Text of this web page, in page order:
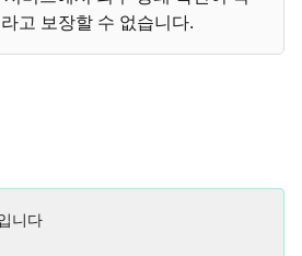
고 보장할 수 없습니다.
니다